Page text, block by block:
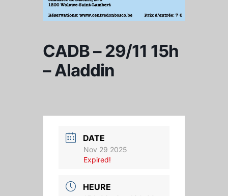
CADB – 29/11 15h
– Aladdin
DATE
Nov 29 2025
Expired!
HEURE